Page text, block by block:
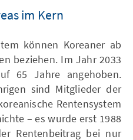
im Kern
können Koreaner ab
beziehen. Im Jahr 2033
65 Jahre angehoben.
sind Mitglieder der
Rentensystem
– es wurde erst 1988
Rentenbeitrag bei nur